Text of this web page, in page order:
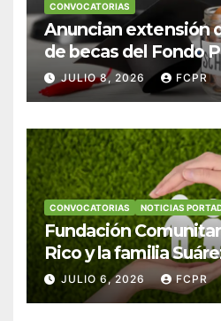
CONVOCATORIAS
Anuncian extensión
de becas del Fondo
Hendricks, SJ para
Colegio San Ignacio
JULIO 8, 2026 FCPR
CONVOCATORIAS NOTICIAS
Fundación
Rico y la familia
anuncian
fortalecer hogares y
JULIO 6, 2026 FCPR